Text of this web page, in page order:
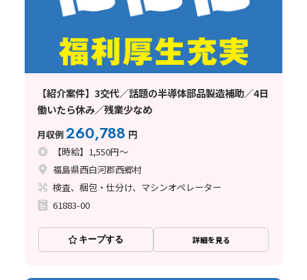
【紹介案件】3交代／話題の半導体部品製造補助／4日
働いたら休み／残業少なめ
月収例260,788 円
【時給】1,550円～
福島県西白河郡西郷村
検査、梱包・仕分け、マシンオペレーター
61883-00
キープする 詳細を見る